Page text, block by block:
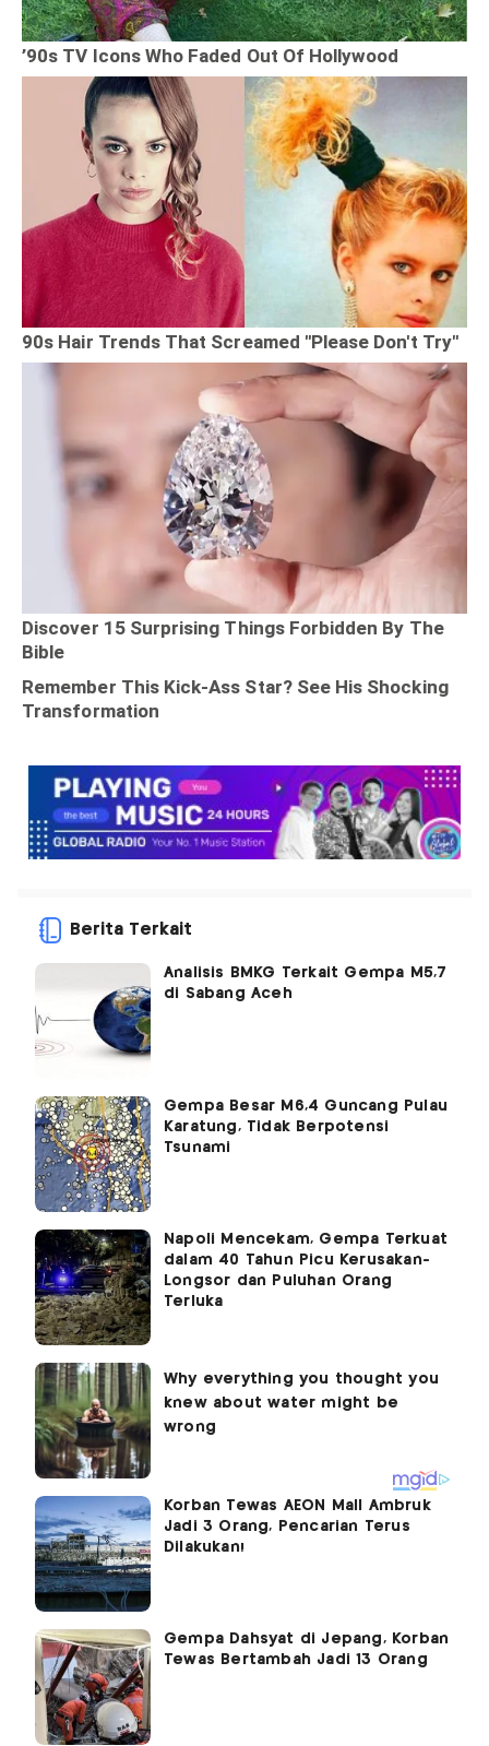
Berita Terkait
Analisis BMKG Terkait Gempa M5,7
di Sabang Aceh
Gempa Besar M6,4 Guncang Pulau
Karatung, Tidak Berpotensi
Tsunami
Napoli Mencekam, Gempa Terkuat
dalam 40 Tahun Picu Kerusakan-
Longsor dan Puluhan Orang
Terluka
Korban Tewas AEON Mall Ambruk
Jadi 3 Orang, Pencarian Terus
Dilakukan!
Gempa Dahsyat di Jepang, Korban
Tewas Bertambah Jadi 13 Orang